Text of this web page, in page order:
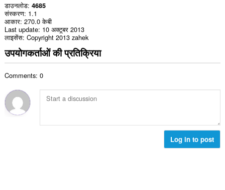
डाउनलोड 4685
संस्करण 1.1
आकार 270.0 केबी
Last update 10 अक्टूबर 2013
लाइसेंस Copyright 2013 zahek
उपयोगकर्ताओं की प्रतिक्रिया
Comments: 0
Log in to post